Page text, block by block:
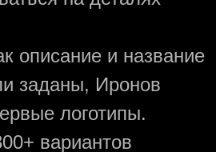
описание и название
заданы, Иронов
логотипы.
вариантов